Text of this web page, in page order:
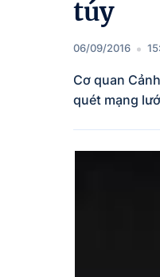
túy
06/09/2016
Cơ quan
quét mạng